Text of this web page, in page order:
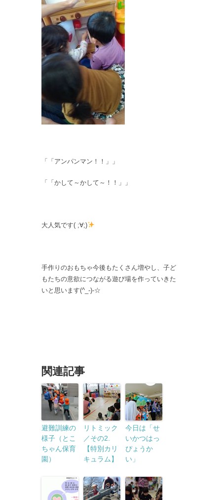
「「アンパンマン！！」」
「「かして～かして～！！」」
大人気です( ;∀;)
手作りのおもちゃ今後もたくさん増やし、子ど
もたちの意欲につながる遊び場を作っていきた
いと思います(^_-)-☆
関連記事
避難訓練の
様子（とこ
ちゃん保育
園）
リトミック
／その2.
【特別カリ
キュラム】
今日は「せ
いかつはっ
ぴょうか
い」